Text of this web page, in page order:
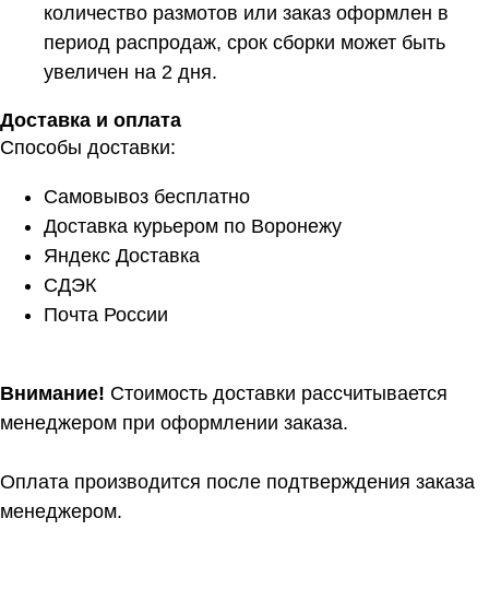
количество размотов или заказ оформлен в
период распродаж, срок сборки может быть
увеличен на 2 дня.
Доставка и оплата
Способы доставки:
Самовывоз бесплатно
Доставка курьером по Воронежу
Яндекс Доставка
СДЭК
Почта России
Внимание! Стоимость доставки рассчитывается
менеджером при оформлении заказа.
Оплата производится после подтверждения заказа
менеджером.